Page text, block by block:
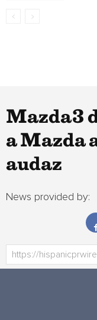
Mazda3
a Mazda
audaz
News provided by: